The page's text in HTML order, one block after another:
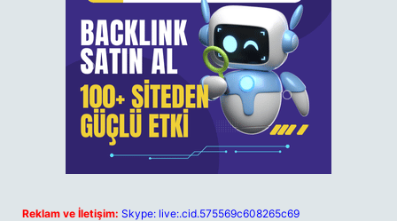
Reklam ve İletişim: Skype: live:.cid.575569c608265c69